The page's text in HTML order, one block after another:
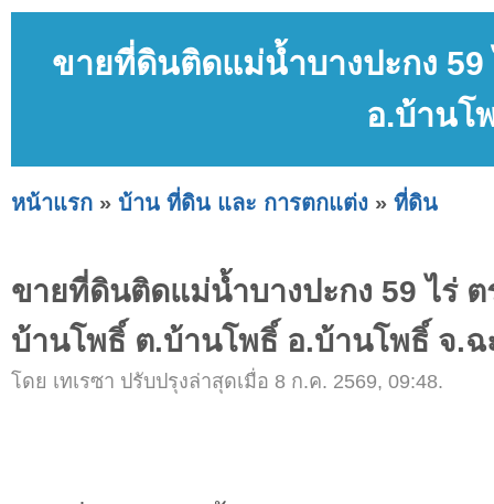
ขายที่ดินติดแม่น้ำบางปะกง 59
อ.บ้านโ
หน้าแรก » บ้าน ที่ดิน และ การตกแต่ง » ที่ดิน
ขายที่ดินติดแม่น้ำบางปะกง 59 ไร่ ต
บ้านโพธิ์ ต.บ้านโพธิ์ อ.บ้านโพธิ์ จ.ฉ
โดย เทเรซา ปรับปรุงล่าสุดเมื่อ 8 ก.ค. 2569, 09:48.